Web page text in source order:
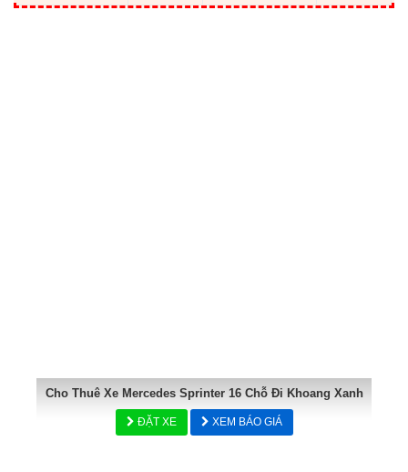
Cho Thuê Xe Mercedes Sprinter 16 Chỗ Đi Khoang Xanh
ĐẶT XE XEM BÁO GIÁ